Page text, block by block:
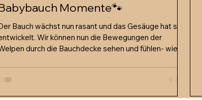
Momente🐾
Bauch wächst nun rasant und das Gesäuge hat sich
Wir können nun die Bewegungen der
durch die Bauchdecke sehen und fühlen- wie
begrüssen😍